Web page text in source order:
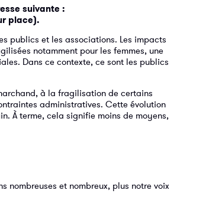
suivante :
place).
publics et les associations. Les impacts
notamment pour les femmes, une
Dans ce contexte, ce sont les publics
à la fragilisation de certains
administratives. Cette évolution
À terme, cela signifie moins de moyens,
nombreuses et nombreux, plus notre voix